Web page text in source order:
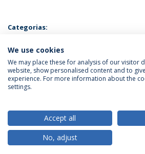
Categorias:
Saúde
Prova Pública
Política de Privacidade
© 2026 Universidade Católica
We use cookies
We may place these for analysis of our visitor
website, show personalised content and to
experience. For more information about the
settings.
Accept all
No, adjust